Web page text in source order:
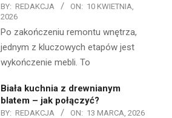
BY: REDAKCJA ON: 10 KWIETNIA,
2026
Po zakończeniu remontu wnętrza,
jednym z kluczowych etapów jest
wykończenie mebli. To
Biała kuchnia z drewnianym
blatem – jak połączyć?
BY: REDAKCJA ON: 13 MARCA, 2026